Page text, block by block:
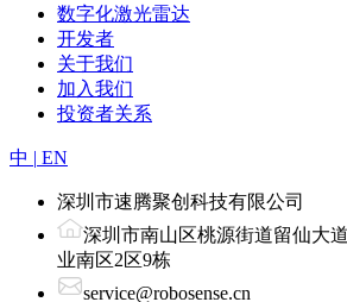
数字化激光雷达
开发者
关于我们
加入我们
投资者关系
中 | EN
深圳市速腾聚创科技有限公司
深圳市南山区桃源街道留仙大
业南区2区9栋
service@robosense.cn